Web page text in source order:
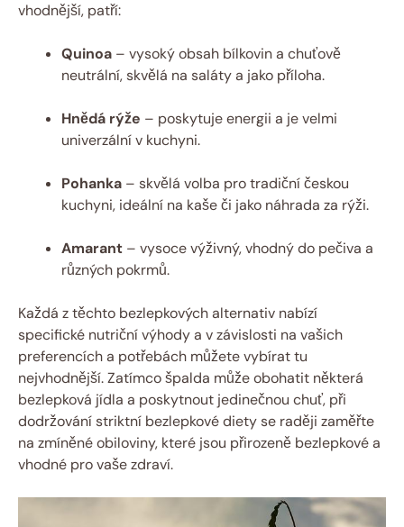
vhodnější, patří:
Quinoa – vysoký obsah bílkovin a chuťově
neutrální, skvělá ⁤na saláty ⁣a jako příloha.
Hnědá​ rýže – poskytuje energii⁤ a je velmi
univerzální v kuchyni.
Pohanka – skvělá volba pro tradiční českou
⁤kuchyni, ideální⁢ na kaše či jako náhrada ​za rýži.
Amarant ‍– vysoce výživný, vhodný do pečiva a
různých⁣ pokrmů.
Každá z těchto bezlepkových alternativ​ nabízí
specifické nutriční výhody a v ⁢závislosti na ‍vašich
preferencích a potřebách ⁤můžete vybírat​ tu
nejvhodnější. Zatímco špalda může ​obohatit některá⁢
bezlepková ⁣jídla a poskytnout ⁤jedinečnou chuť, při
‍dodržování striktní bezlepkové⁢ diety se raději zaměřte
na⁤ zmíněné obiloviny, které jsou přirozeně bezlepkové ⁢a
vhodné‍ pro vaše zdraví.